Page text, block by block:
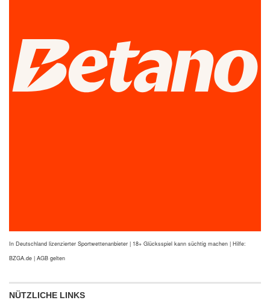
In Deutschland lizenzierter Sportwettenanbieter | 18+ Glücksspiel kann süchtig machen | Hilfe:
BZGA.de | AGB gelten
NÜTZLICHE LINKS